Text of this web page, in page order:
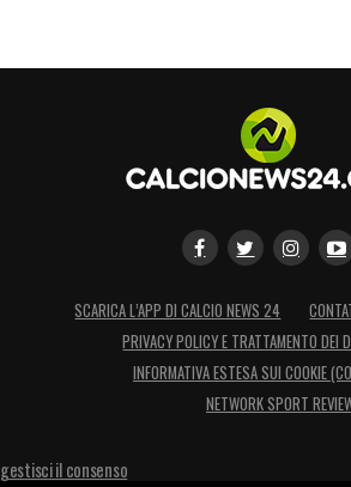
SCARICA L’APP DI CALCIO NEWS 24
PRIVACY POLICY E TRATTAMENTO DEI
INFORMATIVA ESTESA SUI COOKIE
NETWORK SPORT
gestisci il consenso